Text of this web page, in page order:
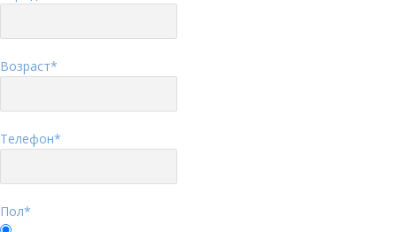
Возраст*
Телефон*
Пол*